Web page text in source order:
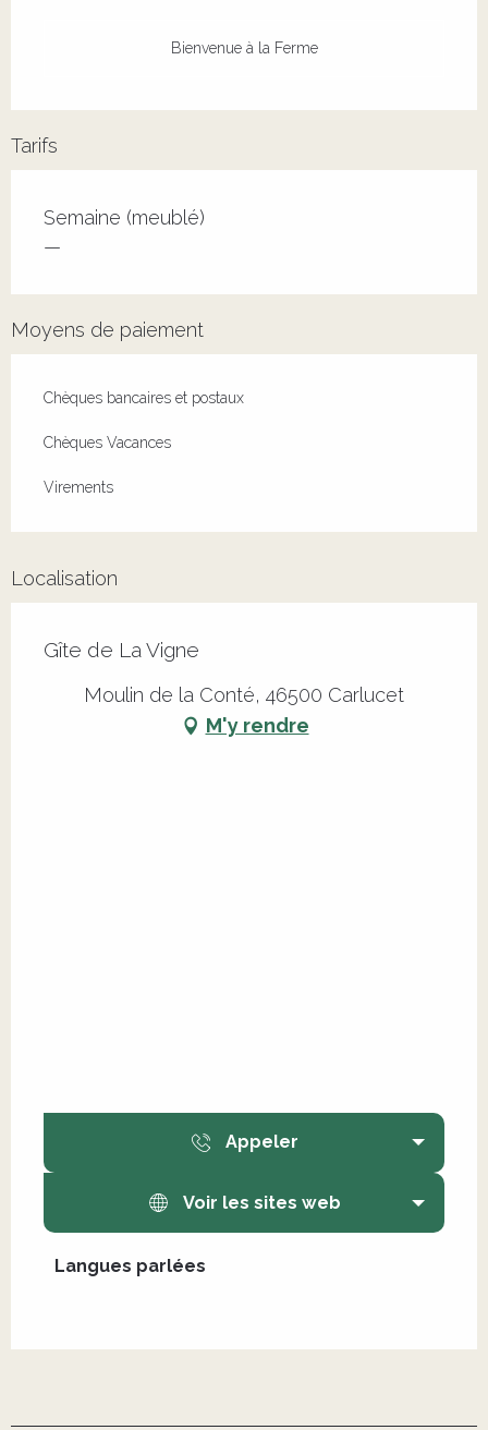
Bienvenue à la Ferme
Tarifs
Tarifs 2026
Semaine (meublé)
—
Moyens de paiement
Chèques bancaires et postaux
Chèques Vacances
Virements
Localisation
Gîte de La Vigne
Moulin de la Conté, 46500 Carlucet
M'y rendre
Appeler
Voir les sites web
Langues parlées
Langues parlées